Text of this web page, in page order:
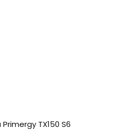
TX150 S6